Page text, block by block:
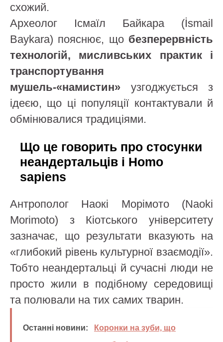
схожий.
Археолог Ісмаїл Байкара (İsmail
Baykara) пояснює, що безперервність
технологій, мисливських практик і
транспортування
мушель-«намистин» узгоджується з
ідеєю, що ці популяції контактували й
обмінювалися традиціями.
Що це говорить про стосунки
неандертальців і Homo
sapiens
Антрополог Наокі Морімото (Naoki
Morimoto) з Кіотського університету
зазначає, що результати вказують на
«глибокий рівень культурної взаємодії».
Тобто неандертальці й сучасні люди не
просто жили в подібному середовищі
та полювали на тих самих тварин.
Останні новини:
Коронки на зуби, що